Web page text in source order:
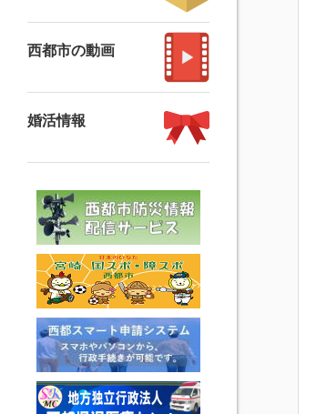
西都市の動画
婚活情報